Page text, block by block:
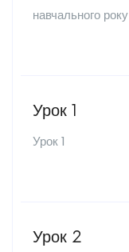
навчального року
Урок 1
Урок 1
Урок 2